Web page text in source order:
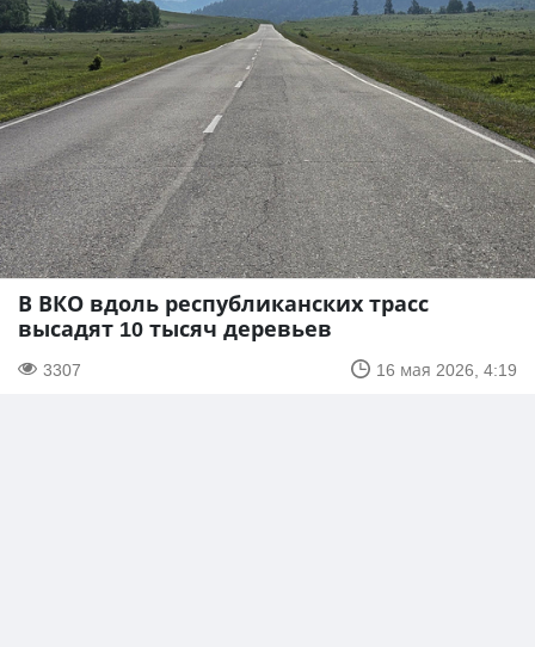
В ВКО вдоль республиканских трасс
высадят 10 тысяч деревьев
3307 16 мая 2026, 4:19